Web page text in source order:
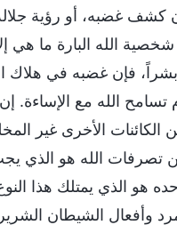
كشف غضبه، أو رؤية
شخصية الله البارة ما
فإن غضبه في هلاك
الله مع الإساءة.
الأخرى غير
تصرفات الله هو الذي
هو الذي يمتلك هذا
وأفعال الشيطان